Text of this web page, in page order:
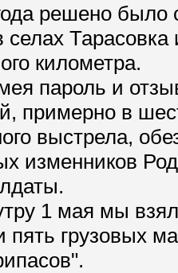
решено было
километра.
пароль и
примерно в
выстрела,
изменников
1 мая мы
пять грузовых